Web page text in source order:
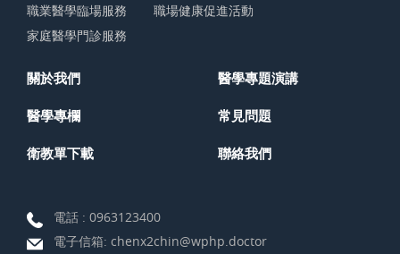
職業醫學臨場服務
職場健康促進活動
家庭醫學門診服務
關於我們 醫學專題演講
醫學專欄 常見問題
衛教單下載 聯絡我們
電話 : 0963123400
電子信箱: chenx2chin@wphp.doctor